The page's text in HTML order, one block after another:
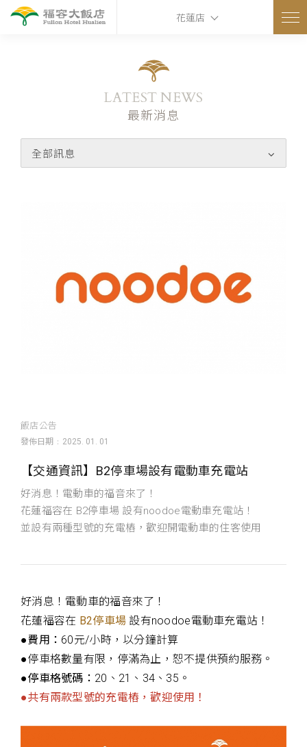
花蓮店
LATEST NEWS
最新消息
全部訊息
飯店公告
發佈日期 2025. 01. 01
【交通資訊】B2停車場設有電動車充電站
好消息！電動車的福音來了！
花蓮福容在 B2停車場 設有noodoe電動車充電站！
並設有兩種型號的充電樁，歡迎開電動車的住客使用
好消息！電動車的福音來了！
花蓮福容在 B2停車場 設有noodoe電動車充電站！
●費用： 60元/小時，以分鐘計算
●停車格數量有限，停滿為止，恕不提供預約服務。
●停車格號碼： 20、21、34、35。
●共有兩款型號的充電樁，歡迎使用！